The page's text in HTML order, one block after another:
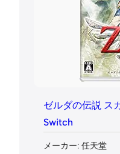
ゼルダの伝説 ス
Switch
メーカー: 任天堂